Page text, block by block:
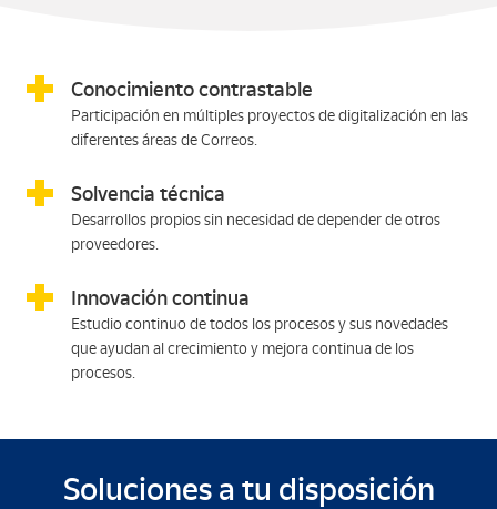
Conocimiento contrastable
Participación en múltiples proyectos de digitalización en las
diferentes áreas de Correos.
Solvencia técnica
Desarrollos propios sin necesidad de depender de otros
proveedores.
Innovación continua
Estudio continuo de todos los procesos y sus novedades
que ayudan al crecimiento y mejora continua de los
procesos.
Soluciones a tu disposición